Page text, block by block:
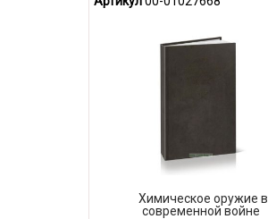
Химическое оружие в
современной войне